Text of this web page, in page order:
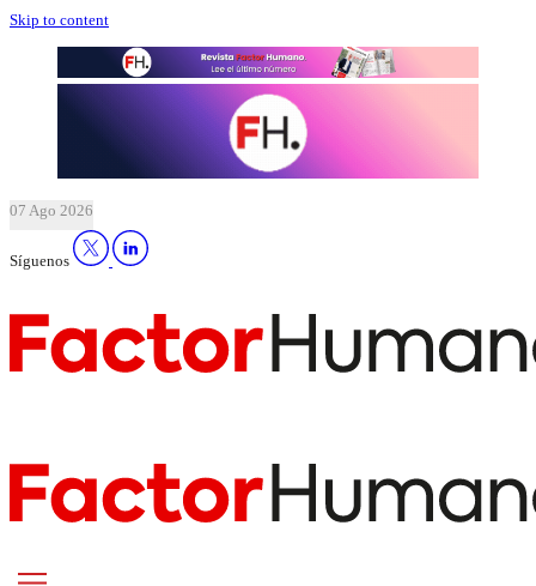
Skip to content
07 Ago 2026
Síguenos